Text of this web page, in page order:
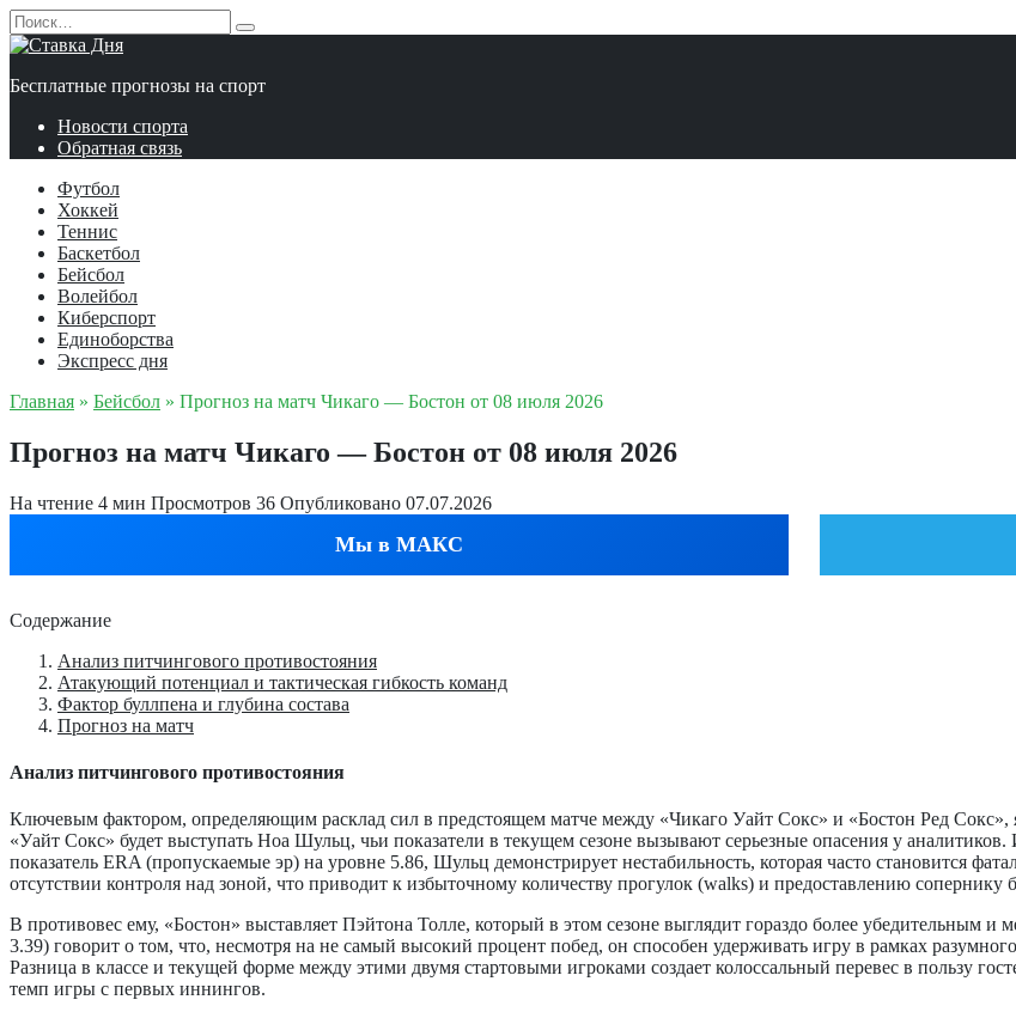
Перейти
к
содержанию
Search
for:
Бесплатные прогнозы на спорт
Новости спорта
Обратная связь
Футбол
Хоккей
Теннис
Баскетбол
Бейсбол
Волейбол
Киберспорт
Единоборства
Экспресс дня
Главная » Бейсбол » Прогноз на матч Чикаго — Бостон от 08 июля 2026
Прогноз на матч Чикаго — Бостон от 08 июля 2026
На чтение 4 мин Просмотров 36 Опубликовано 07.07.2026
Мы в МАКС
Содержание
Анализ питчингового противостояния
Атакующий потенциал и тактическая гибкость команд
Фактор буллпена и глубина состава
Прогноз на матч
Анализ питчингового противостояния
Ключевым фактором, определяющим расклад сил в предстоящем матче между «Чикаго Уайт Сокс» и «Бостон Ред Сокс»,
«Уайт Сокс» будет выступать Ноа Шульц, чьи показатели в текущем сезоне вызывают серьезные опасения у
показатель ERA (пропускаемые эр) на уровне 5.86, Шульц демонстрирует нестабильность, которая часто становится
отсутствии контроля над зоной, что приводит к избыточному количеству прогулок (walks) и предоставлению сопернику
В противовес ему, «Бостон» выставляет Пэйтона Толле, который в этом сезоне выглядит гораздо более убедительным
3.39) говорит о том, что, несмотря на не самый высокий процент побед, он способен удерживать игру в рамках
Разница в классе и текущей форме между этими двумя стартовыми игроками создает колоссальный перевес в пользу
темп игры с первых иннингов.